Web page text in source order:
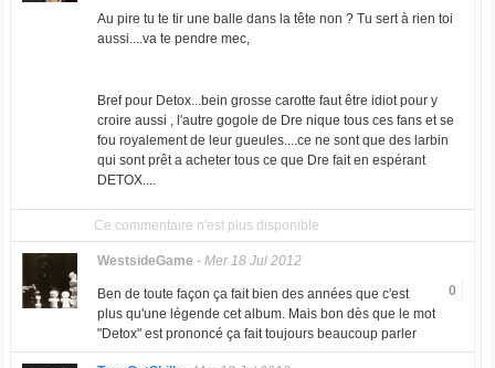
Au pire tu te tir une balle dans la tête non ? Tu sert à rien toi
aussi....va te pendre mec,
Bref pour Detox...bein grosse carotte faut être idiot pour y
croire aussi , l'autre gogole de Dre nique tous ces fans et se
fou royalement de leur gueules....ce ne sont que des larbin
qui sont prêt a acheter tous ce que Dre fait en espérant
DETOX....
Ce commentaire n'est plus disponible
WestsideGame - Mer 18 Jul 2012
0
Ben de toute façon ça fait bien des années que c'est
plus qu'une légende cet album. Mais bon dès que le mot
"Detox" est prononcé ça fait toujours beaucoup parler